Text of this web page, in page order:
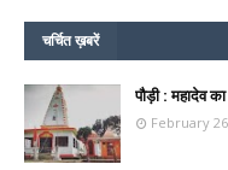
चर्चित ख़बरें
पौड़ी : महादेव
February